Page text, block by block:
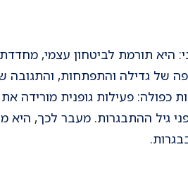
היא תורמת לביטחון עצמי,
של גדילה והתפתחות, והתגובה
כפולה: פעילות גופנית מורידה
ההתבגרות. מעבר לכך, היא